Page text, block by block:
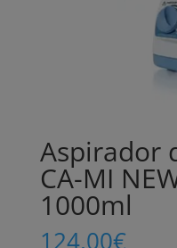
Aspirador
CA-MI
1000ml
124,00€